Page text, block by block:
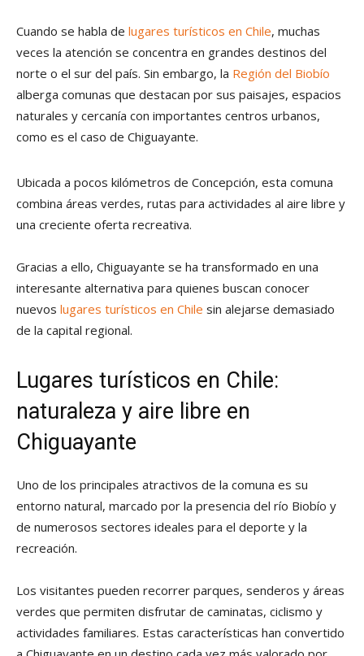
Cuando se habla de lugares turísticos en Chile, muchas
veces la atención se concentra en grandes destinos del
norte o el sur del país. Sin embargo, la Región del Biobío
alberga comunas que destacan por sus paisajes, espacios
naturales y cercanía con importantes centros urbanos,
como es el caso de Chiguayante.
Ubicada a pocos kilómetros de Concepción, esta comuna
combina áreas verdes, rutas para actividades al aire libre y
una creciente oferta recreativa.
Gracias a ello, Chiguayante se ha transformado en una
interesante alternativa para quienes buscan conocer
nuevos lugares turísticos en Chile sin alejarse demasiado
de la capital regional.
Lugares turísticos en Chile:
naturaleza y aire libre en
Chiguayante
Uno de los principales atractivos de la comuna es su
entorno natural, marcado por la presencia del río Biobío y
de numerosos sectores ideales para el deporte y la
recreación.
Los visitantes pueden recorrer parques, senderos y áreas
verdes que permiten disfrutar de caminatas, ciclismo y
actividades familiares. Estas características han convertido